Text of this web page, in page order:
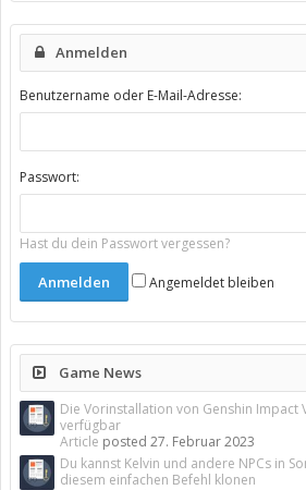
Anmelden
Benutzername oder E-Mail-Adresse:
Passwort:
Hast du dein Passwort vergessen?
Angemeldet bleiben
Game News
Die Vorinstallation von Genshin Impact
verfügbar
Article posted 27. Februar 2023
Du kannst Kelvin und andere NPCs in
diesem einfachen Befehl klonen